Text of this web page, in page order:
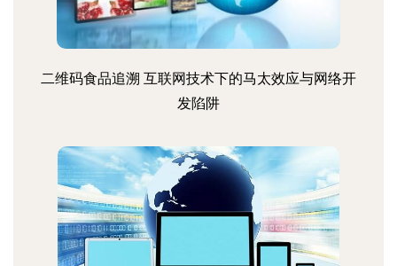
二维码食品追溯 互联网技术下的马太效应与网络开
发陷阱